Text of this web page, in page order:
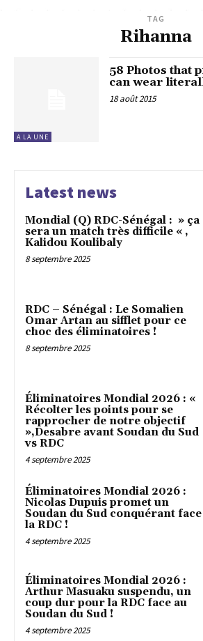
TAG
Rihanna
A LA UNE
58 Photos that
can wear
18 août 2015
Latest news
Mondial (Q) RDC-Sénégal : » ça
sera un match très difficile « ,
Kalidou Koulibaly
8 septembre 2025
RDC – Sénégal : Le Somalien
Omar Artan au sifflet pour ce
choc des éliminatoires !
8 septembre 2025
Éliminatoires Mondial 2026 : «
Récolter les points pour se
rapprocher de notre objectif
»,Desabre avant Soudan du Sud
vs RDC
4 septembre 2025
Éliminatoires Mondial 2026 :
Nicolas Dupuis promet un
Soudan du Sud conquérant face
la RDC !
4 septembre 2025
Éliminatoires Mondial 2026 :
Arthur Masuaku suspendu, un
coup dur pour la RDC face au
Soudan du Sud !
4 septembre 2025